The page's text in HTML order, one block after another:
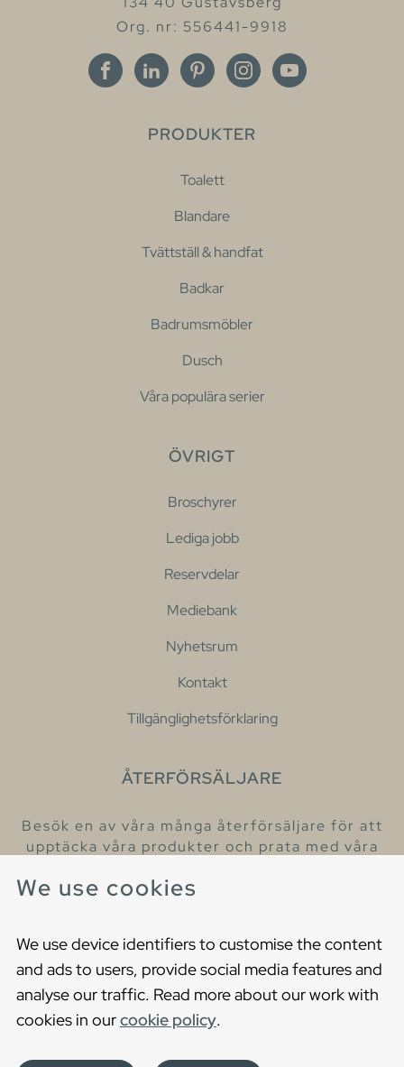
We use cookies
We use device identifiers to customise the content
and ads to users, provide social media features and
analyse our traffic. Read more about our work with
cookies in ourcookie policy.
Org. nr: 556441-9918
PRODUKTER
Toalett
Blandare
Tvättställ & handfat
Badkar
Badrumsmöbler
Dusch
Våra populära serier
ÖVRIGT
Broschyrer
Lediga jobb
Reservdelar
Mediebank
Nyhetsrum
Kontakt
Tillgänglighetsförklaring
ÅTERFÖRSÄLJARE
Besök en av våra många återförsäljare för att
upptäcka våra produkter och prata med våra